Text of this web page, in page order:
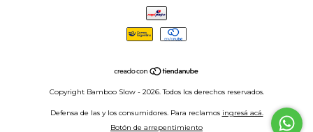
Copyright Bamboo Slow - 2026. Todos los derechos reservados.
Defensa de las y los consumidores. Para reclamos ingresá acá.
Botón de arrepentimiento